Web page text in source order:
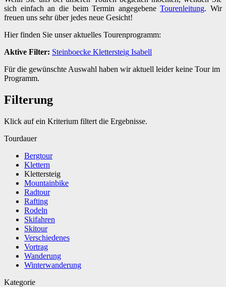
sich einfach an die beim Termin angegebeneTourenleitung. Wir
freuen uns sehr über jedes neue Gesicht!
Hier finden Sie unser aktuelles Tourenprogramm:
Aktive Filter: Steinboecke Klettersteig Isabell
Für die gewünschte Auswahl haben wir aktuell leider keine Tour im
Programm.
Filterung
Klick auf ein Kriterium filtert die Ergebnisse.
Tourdauer
Bergtour
Klettern
Klettersteig
Mountainbike
Radtour
Rafting
Rodeln
Skifahren
Skitour
Verschiedenes
Vortrag
Wanderung
Winterwanderung
Kategorie